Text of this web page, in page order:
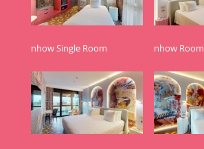
nhow Single Room nhow Room
CONTACT
Verdi
Tiziano
Botticelli
Verdi
Tiziano
Botticelli